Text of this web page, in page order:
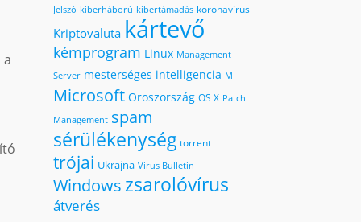
Jelszó kiberháború kibertámadás koronavírus
Kriptovaluta kártevő
kémprogram Linux Management
Server mesterséges intelligencia MI
Microsoft Oroszország OS X Patch
Management spam
sérülékenység torrent
trójai Ukrajna Virus Bulletin
Windowszsarolóvírus
átverés